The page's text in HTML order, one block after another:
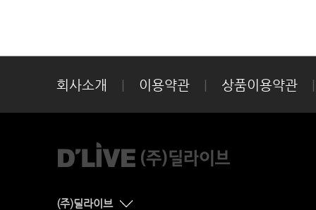
○ 사은품 반환금 : 사은품금
※ 사용기간 산정 시 일할 계산
회사소개 이용약관 상품이용약관
(주)딜라이브